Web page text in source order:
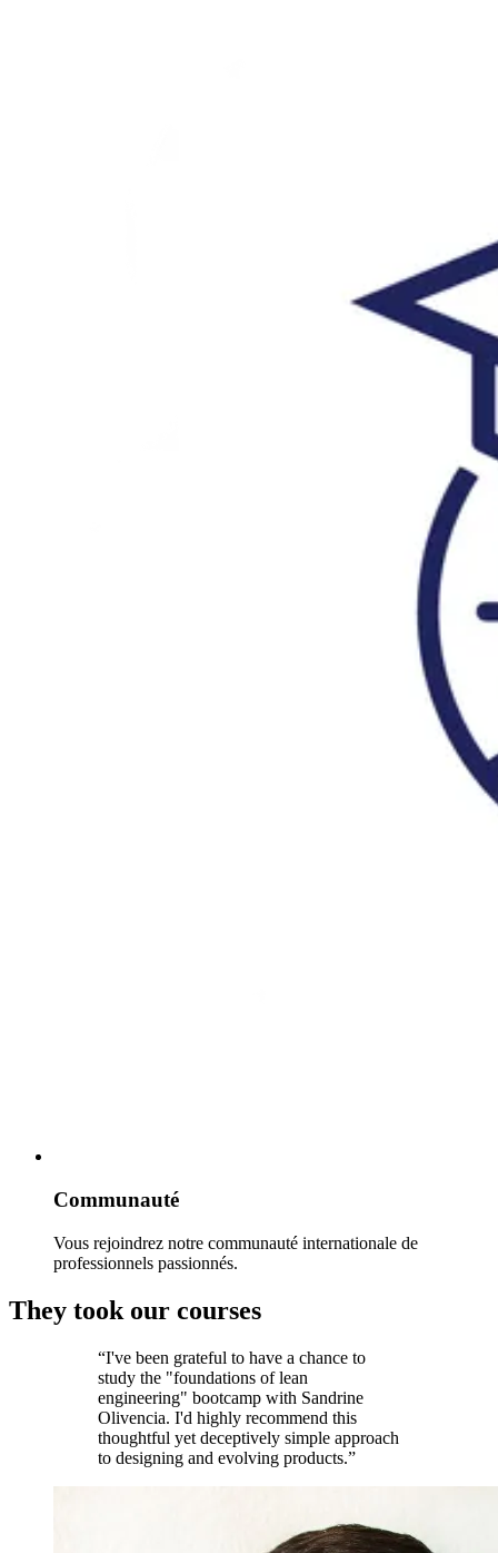
Communauté
Vous rejoindrez notre communauté internationale de
professionnels passionnés.
They took our courses
“I've been grateful to have a chance to
study the "foundations of lean
engineering" bootcamp with Sandrine
Olivencia. I'd highly recommend this
thoughtful yet deceptively simple approach
to designing and evolving products.”